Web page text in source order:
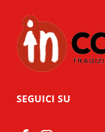
SEGUICI SU